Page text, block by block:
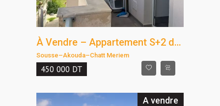
À Vendre – Appartement S+2 dans une Résidence Pieds dans l’Eau avec Vue Mer
Sousse–Akouda–Chatt Meriem
450 000 DT
A vendre